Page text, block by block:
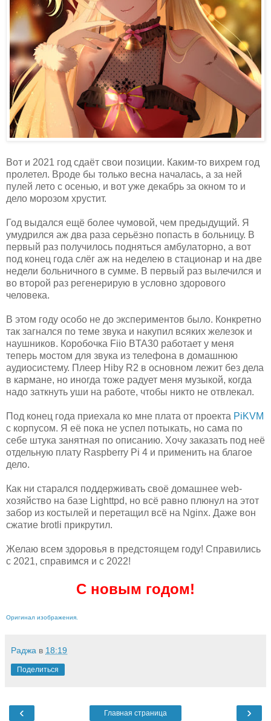
Вот и 2021 год сдаёт свои позиции. Каким-то вихрем год
пролетел. Вроде бы только весна началась, а за ней
пулей лето с осенью, и вот уже декабрь за окном то и
дело морозом хрустит.
Год выдался ещё более чумовой, чем предыдущий. Я
умудрился аж два раза серьёзно попасть в больницу. В
первый раз получилось подняться амбулаторно, а вот
под конец года слёг аж на неделею в стационар и на две
недели больничного в сумме. В первый раз вылечился и
во второй раз регенерирую в условно здорового
человека.
В этом году особо не до экспериментов было. Конкретно
так загнался по теме звука и накупил всяких железок и
наушников. Коробочка Fiio BTA30 работает у меня
теперь мостом для звука из телефона в домашнюю
аудиосистему. Плеер Hiby R2 в основном лежит без дела
в кармане, но иногда тоже радует меня музыкой, когда
надо заткнуть уши на работе, чтобы никто не отвлекал.
Под конец года приехала ко мне плата от проекта PiKVM
с корпусом. Я её пока не успел потыкать, но сама по
себе штука занятная по описанию. Хочу заказать под неё
отдельную плату Raspberry Pi 4 и применить на благое
дело.
Как ни старался поддерживать своё домашнее web-
хозяйство на базе Lighttpd, но всё равно плюнул на этот
забор из костылей и перетащил всё на Nginx. Даже вон
сжатие brotli прикрутил.
Желаю всем здоровья в предстоящем году! Справились
с 2021, справимся и с 2022!
С новым годом!
Оригинал изображения.
Раджа в 18:19
Поделиться
‹ ›
Главная страница